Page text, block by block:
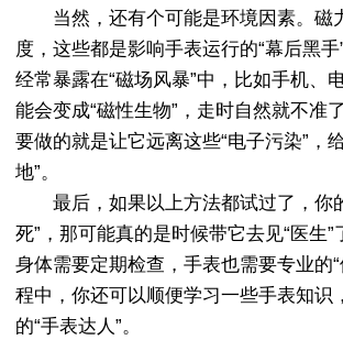
当然，还有个可能是环境因素。磁
度，这些都是影响手表运行的“幕后黑
经常暴露在“磁场风暴”中，比如手机、
能会变成“磁性生物”，走时自然就不准
要做的就是让它远离这些“电子污染”，
地”。
最后，如果以上方法都试过了，你
死”，那可能真的是时候带它去见“医生”
身体需要定期检查，手表也需要专业的
程中，你还可以顺便学习一些手表知识
的“手表达人”。